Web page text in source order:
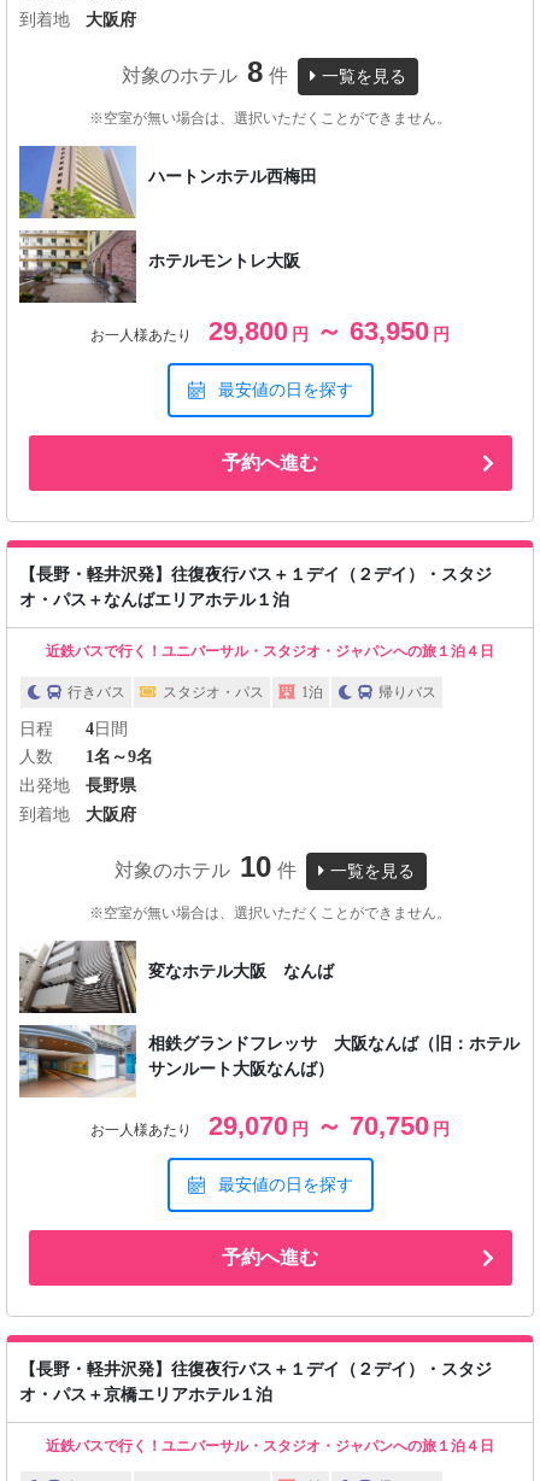
到着地
大阪府
対象のホテル 8 件 一覧を見る
※空室が無い場合は、選択いただくことができません。
ハートンホテル西梅田
ホテルモントレ大阪
お一人様あたり 29,800 円 ～ 63,950 円
最安値の日を探す
予約へ進む
【長野・軽井沢発】往復夜行バス＋１デイ（２デイ）・スタジ
オ・パス＋なんばエリアホテル１泊
近鉄バスで行く！ユニバーサル・スタジオ・ジャパンへの旅１泊４日
行きバス スタジオ・パス 1泊 帰りバス
日程 4日間
人数
1名～9名
出発地
長野県
到着地
大阪府
対象のホテル 10 件 一覧を見る
※空室が無い場合は、選択いただくことができません。
変なホテル大阪 なんば
相鉄グランドフレッサ 大阪なんば（旧：ホテル
サンルート大阪なんば）
お一人様あたり 29,070 円 ～ 70,750 円
最安値の日を探す
予約へ進む
【長野・軽井沢発】往復夜行バス＋１デイ（２デイ）・スタジ
オ・パス＋京橋エリアホテル１泊
近鉄バスで行く！ユニバーサル・スタジオ・ジャパンへの旅１泊４日